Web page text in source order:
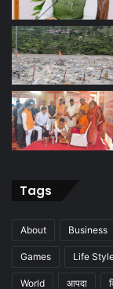
Tags
About Business
Games Life
World आपदा